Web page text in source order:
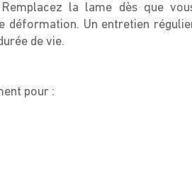
la lame dès que
déformation. Un entretien
de vie.
pour :